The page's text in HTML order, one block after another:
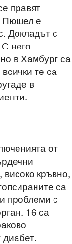
правят
Пюшел е
Докладът с
него
в Хамбург са
те са
в
от
кръвно,
са
проблеми с
16 са